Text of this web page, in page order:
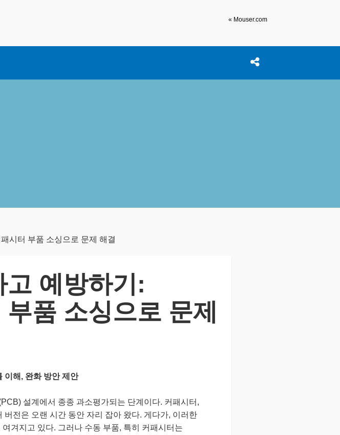
« Mouser.com
Open search box
이 포스트 공유하기
시터 부품 소싱으로 문제 해결
예방하기:
품 소싱으로 문제
이해, 완화 방안 제안
설계에서 종종 과소평가되는 단계이다. 커패시터,
전은 오랜 시간 동안 자리 잡아 왔다. 게다가, 이러한
겨지고 있다. 그러나 수동 부품, 특히 커패시터는